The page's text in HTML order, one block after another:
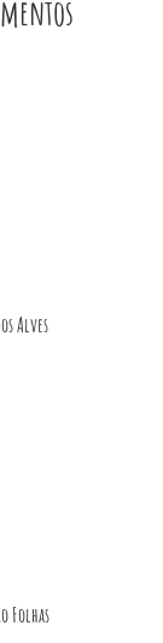
Alves
Folhas